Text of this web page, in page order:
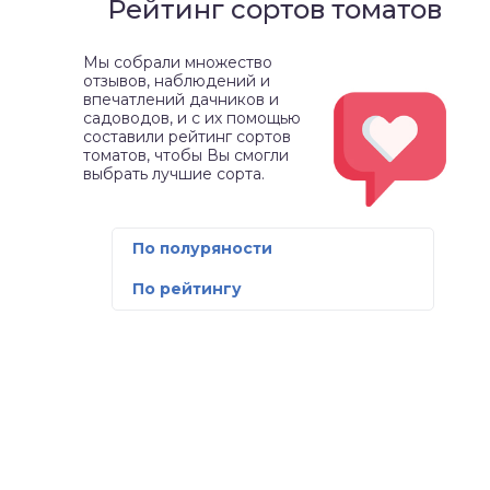
Рейтинг сортов томатов
Мы собрали множество
отзывов, наблюдений и
впечатлений дачников и
садоводов, и с их помощью
составили рейтинг сортов
томатов, чтобы Вы смогли
выбрать лучшие сорта.
По полуряности
По рейтингу